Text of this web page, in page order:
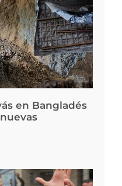
en Bangladés